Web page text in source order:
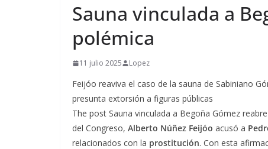
Sauna vinculada a
polémica
11 julio 2025 Lopez
Feijóo reaviva el caso de la sauna de Sabiniano
presunta extorsión a figuras públicas
The post Sauna vinculada a Begoña Gómez
del Congreso, Alberto Núñez Feijóo acusó a
relacionados con la prostitución. Con esta